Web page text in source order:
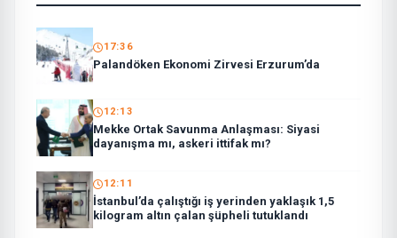
17:36
Palandöken Ekonomi Zirvesi Erzurum’da
12:13
Mekke Ortak Savunma Anlaşması: Siyasi
dayanışma mı, askeri ittifak mı?
12:11
İstanbul’da çalıştığı iş yerinden yaklaşık 1,5
kilogram altın çalan şüpheli tutuklandı